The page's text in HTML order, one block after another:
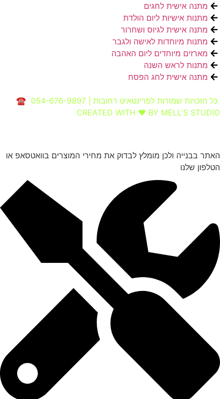
מתנה אישית לחגים
מתנות אישיות ליום הולדת
מתנה אישית לגיוס ושחרור
מתנות מיוחדות לאישה ולגבר
מארזים מיוחדים ליום האהבה
מתנות לראש השנה
מתנה אישית לחג הפסח
כל הזכויות שמורות לפרינטאיט רחובות | 054-676-9897 ☎
CREATED WITH ❤ BY MELL'S STUDIO​
האתר בבנייה ולכן מומלץ לבדוק את מחירי המוצרים בוואטסאפ או
הטלפון שלנו